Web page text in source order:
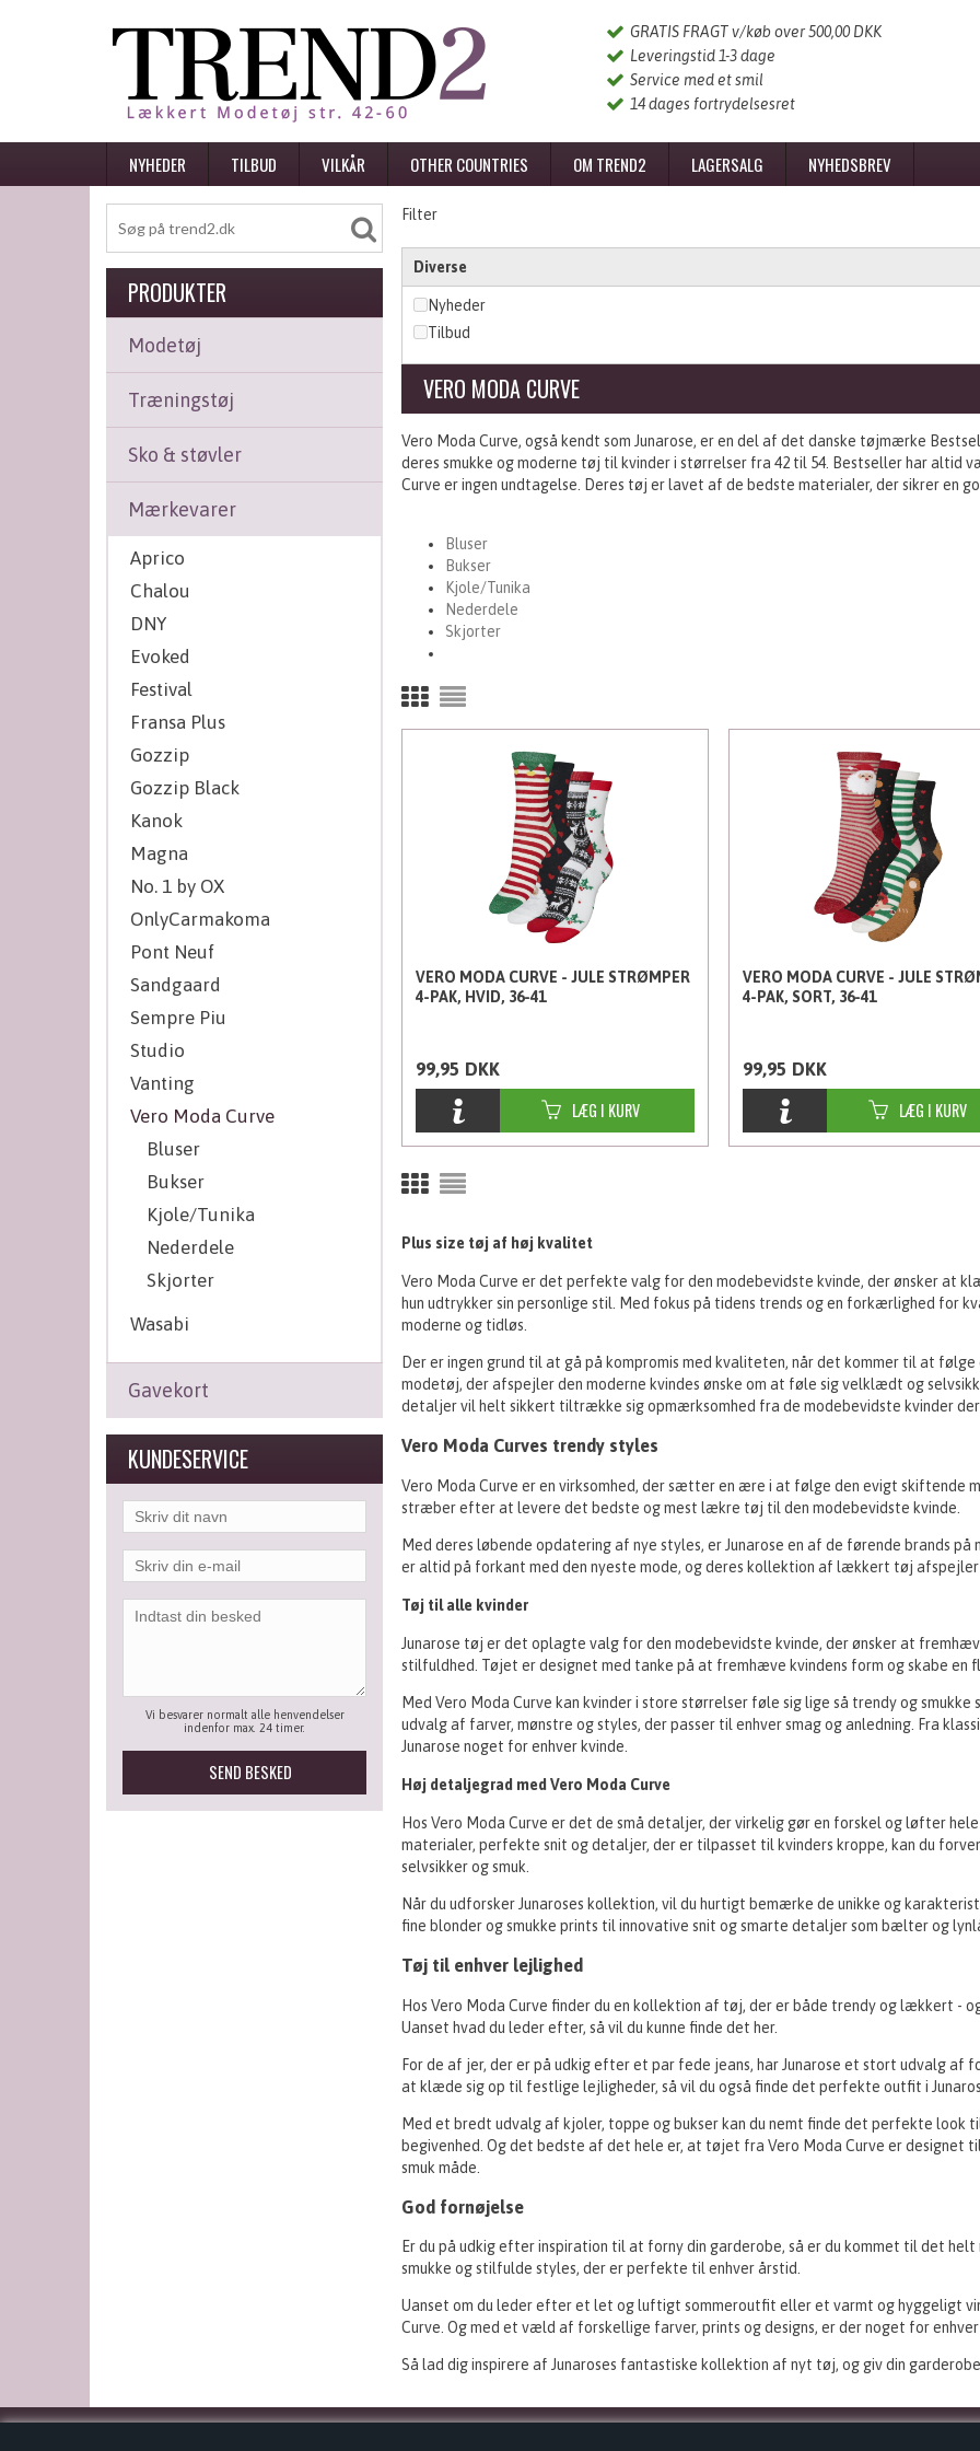
GRATIS FRAGT v/køb over 500,00 DKK
Leveringstid 1-3 dage
Service med et smil
14 dages fortrydelsesret
NYHEDER TILBUD VILKÅR OTHER COUNTRIES OM TREND2 LAGERSALG NYHEDSBREV
PRODUKTER
Modetøj
Træningstøj
Sko & støvler
Mærkevarer
Aprico
Chalou
DNY
Evoked
Festival
Fransa Plus
Gozzip
Gozzip Black
Kanok
Magna
No. 1 by OX
OnlyCarmakoma
Pont Neuf
Sandgaard
Sempre Piu
Studio
Vanting
Vero Moda Curve
Bluser
Bukser
Kjole/Tunika
Nederdele
Skjorter
Wasabi
Gavekort
KUNDESERVICE
Vi besvarer normalt alle henvendelser
indenfor max. 24 timer.
Filter
Diverse
Nyheder
Tilbud
VERO MODA CURVE
Vero Moda Curve, også kendt som Junarose, er en del af det danske tøjmærke
deres smukke og moderne tøj til kvinder i størrelser fra 42 til 54. Bestseller har
Curve er ingen undtagelse. Deres tøj er lavet af de bedste materialer, der sikrer en
Bluser
Bukser
Kjole/Tunika
Nederdele
Skjorter
VERO MODA CURVE - JULE STRØMPER
4-PAK, HVID, 36-41
99,95 DKK
VERO MODA CURVE - JULE
4-PAK, SORT, 36-41
99,95 DKK
Plus size tøj af høj kvalitet
Vero Moda Curve er det perfekte valg for den modebevidste kvinde, der ønsker at
hun udtrykker sin personlige stil. Med fokus på tidens trends og en forkærlighed for
moderne og tidløs.
Der er ingen grund til at gå på kompromis med kvaliteten, når det kommer til at
modetøj, der afspejler den moderne kvindes ønske om at føle sig velklædt og
detaljer vil helt sikkert tiltrække sig opmærksomhed fra de modebevidste kvinder
Vero Moda Curves trendy styles
Vero Moda Curve er en virksomhed, der sætter en ære i at følge den evigt skiftende
stræber efter at levere det bedste og mest lækre tøj til den modebevidste kvinde.
Med deres løbende opdatering af nye styles, er Junarose en af de førende brands
er altid på forkant med den nyeste mode, og deres kollektion af lækkert tøj
Tøj til alle kvinder
Junarose tøj er det oplagte valg for den modebevidste kvinde, der ønsker at
stilfuldhed. Tøjet er designet med tanke på at fremhæve kvindens form og skabe en
Med Vero Moda Curve kan kvinder i store størrelser føle sig lige så trendy og
udvalg af farver, mønstre og styles, der passer til enhver smag og anledning. Fra
Junarose noget for enhver kvinde.
Høj detaljegrad med Vero Moda Curve
Hos Vero Moda Curve er det de små detaljer, der virkelig gør en forskel og løfter
materialer, perfekte snit og detaljer, der er tilpasset til kvinders kroppe, kan du
selvsikker og smuk.
Når du udforsker Junaroses kollektion, vil du hurtigt bemærke de unikke og
fine blonder og smukke prints til innovative snit og smarte detaljer som bælter og
Tøj til enhver lejlighed
Hos Vero Moda Curve finder du en kollektion af tøj, der er både trendy og lækkert -
Uanset hvad du leder efter, så vil du kunne finde det her.
For de af jer, der er på udkig efter et par fede jeans, har Junarose et stort udvalg af
at klæde sig op til festlige lejligheder, så vil du også finde det perfekte outfit i
Med et bredt udvalg af kjoler, toppe og bukser kan du nemt finde det perfekte look
begivenhed. Og det bedste af det hele er, at tøjet fra Vero Moda Curve er designet
smuk måde.
God fornøjelse
Er du på udkig efter inspiration til at forny din garderobe, så er du kommet til det
smukke og stilfulde styles, der er perfekte til enhver årstid.
Uanset om du leder efter et let og luftigt sommeroutfit eller et varmt og hyggeligt
Curve. Og med et væld af forskellige farver, prints og designs, er der noget for
Så lad dig inspirere af Junaroses fantastiske kollektion af nyt tøj, og giv din